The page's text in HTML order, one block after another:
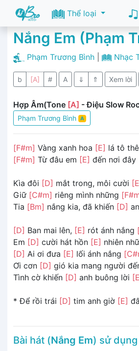
Thể loại
Nắng Em (Phạm
Phạm Trương Bình Nhạc
b [A] # A ⇓ ⇑ Xem lời
Hợp Âm(Tone [A] - Điệu Slow
Phạm Trương Bình A
[F#m] Vàng xanh hoa [E] lá tô
[F#m] Từ đâu em [E] đến nơi đây
Kìa đôi [D] mắt trong, môi cười
Giữ [C#m] riêng mình những
Tia [Bm] nắng kia, đã khiến [D]
[D] Ban mai lên, [E] rót ánh nắng
Em [D] cười hát hồn [E] nhiên
[D] Ai ơi đưa [E] lối ánh nắng
Ơi cơn [D] gió kia mang người
Tình cờ khiến [D] anh buông lời
* Để rồi trái [D] tim anh giờ [E]
Bài hát (Nắng Em) sử